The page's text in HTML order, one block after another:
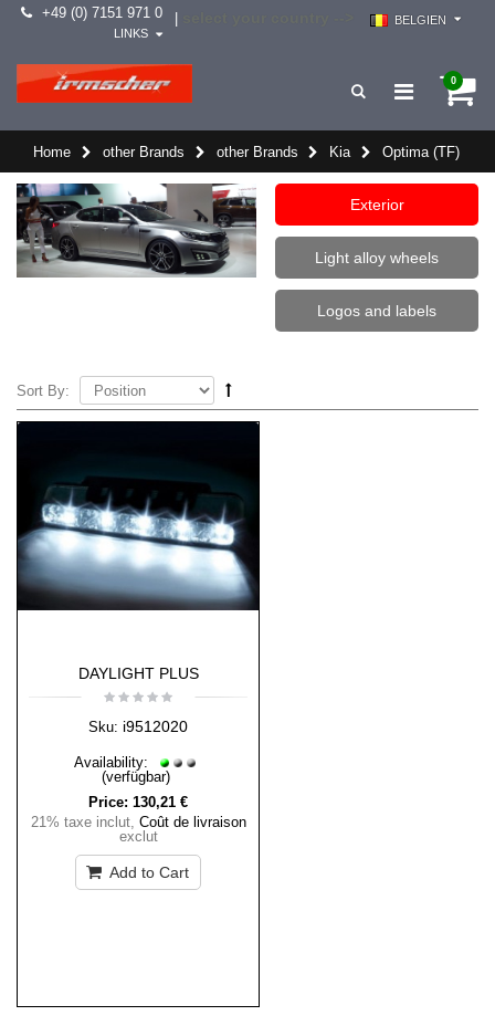
+49 (0) 7151 971 0
BELGIEN
LINKS
0
Home other Brands other Brands Kia Optima (TF)
Exterior
Light alloy wheels
Logos and labels
Sort By:
DAYLIGHT PLUS
Sku: i9512020
Availability:
(verfügbar)
Price: 130,21 €
21% taxe inclut, Coût de livraison
exclut
Add to Cart